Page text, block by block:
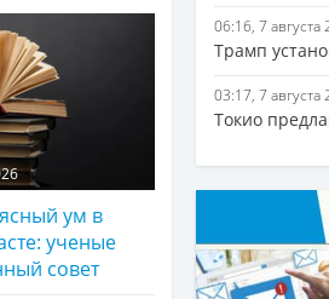
06:16, 7 августа
Трамп
03:17, 7 августа
Токио
ум в
ученые
совет